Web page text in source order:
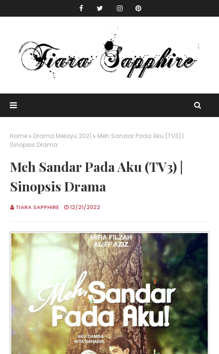
Home Drama Melayu 2021
Meh Sandar Pada Aku (TV3) |
Sinopsis Drama
Meh Sandar Pada Aku (TV3) |
Sinopsis Drama
TIARA SAPPHIRE 12/21/2022